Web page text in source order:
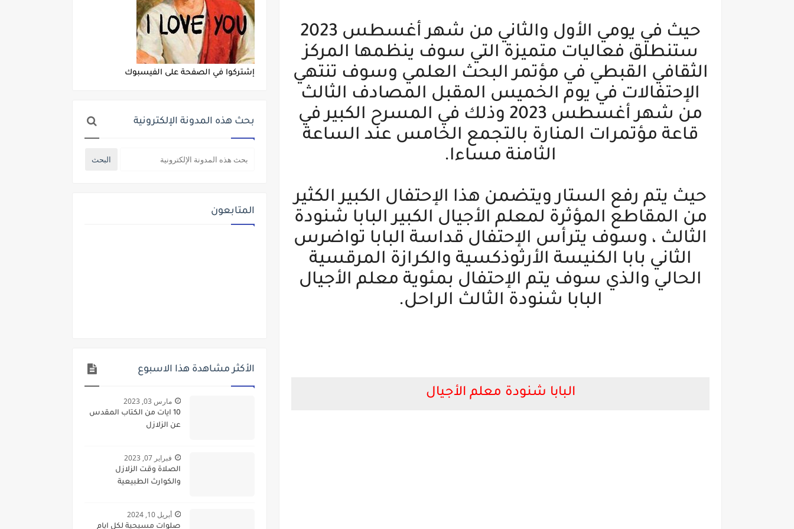
حيث في يومي الأول والثاني من شهر أغسطس 2023
ستنطلق فعاليات متميزة التي سوف ينظمها المركز
الثقافي القبطي في مؤتمر البحث العلمي وسوف تنتهي
الإحتفالات في يوم الخميس المقبل المصادف الثالث
من شهر أغسطس 2023 وذلك في المسرح الكبير في
قاعة مؤتمرات المنارة بالتجمع الخامس عند الساعة
الثامنة مساءا.
حيث يتم رفع الستار ويتضمن هذا الإحتفال الكبير الكثير
من المقاطع المؤثرة لمعلم الأجيال الكبير البابا شنودة
الثالث ، وسوف يترأس الإحتفال قداسة البابا تواضرس
الثاني بابا الكنيسة الأرثوذكسية والكرازة المرقسية
الحالي والذي سوف يتم الإحتفال بمئوية معلم الأجيال
البابا شنودة الثالث الراحل.
البابا شنودة معلم الأجيال
إشتركوا في الصفحة على الفيسبوك
بحث هذه المدونة الإلكترونية
المتابعون
الأكثر مشاهدة هذا الاسبوع
مارس 03, 2023
10 ايات من الكتاب المقدس
عن الزلازل
فبراير 07, 2023
الصلاة وقت الزلازل
والكوارث الطبيعية
أبريل 10, 2024
صلوات مسيحية لكل ايام